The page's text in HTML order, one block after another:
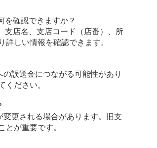
を確認できますか？
支店名、支店コード（店番）、所
しい情報を確認できます。
誤送金につながる可能性があり
ください。
更される場合があります。旧支
とが重要です。